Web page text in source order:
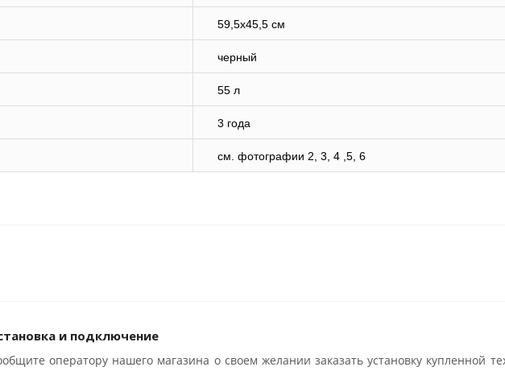
59,5х45,5 см
черный
55 л
3 года
cм. фотографии 2, 3, 4 ,5, 6
и подключение
оператору нашего магазина о своем желании заказать установку купленной